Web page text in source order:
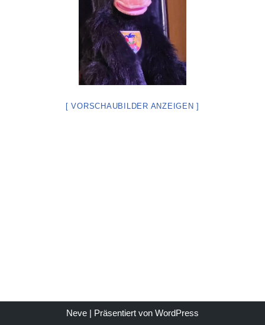
[ VORSCHAUBILDER ANZEIGEN ]
Neve | Präsentiert von WordPress